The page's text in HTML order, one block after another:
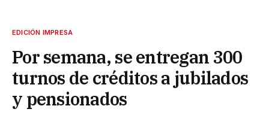
EDICIÓN IMPRESA
Por semana, se entregan 300
turnos de créditos a jubilados
y pensionados